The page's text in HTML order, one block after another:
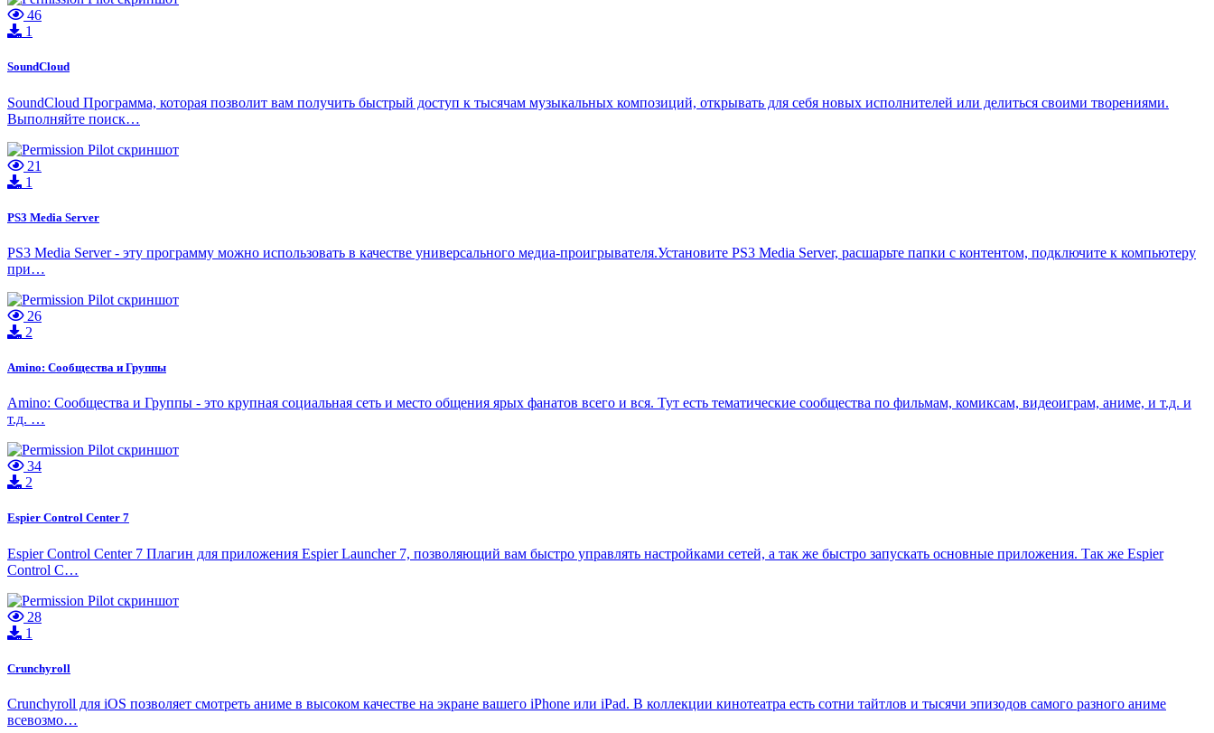
46
1
SoundCloud
SoundCloud Программа, которая позволит вам получить быстрый доступ к тысячам музыкальных композиций, открывать для себя новых исполнителей или делиться своими творениями.
Выполняйте поиск…
21
1
PS3 Media Server
PS3 Media Server - эту программу можно использовать в качестве универсального медиа-проигрывателя.Установите PS3 Media Server, расшарьте папки с контентом, подключите к компьютеру
при…
26
2
Amino: Сообщества и Группы
Amino: Сообщества и Группы - это крупная социальная сеть и место общения ярых фанатов всего и вся. Тут есть тематические сообщества по фильмам, комиксам, видеоиграм, аниме, и т.д. и
т.д. …
34
2
Espier Control Center 7
Espier Control Center 7 Плагин для приложения Espier Launcher 7, позволяющий вам быстро управлять настройками сетей, а так же быстро запускать основные приложения. Так же Espier
Control C…
28
1
Crunchyroll
Crunchyroll для iOS позволяет смотреть аниме в высоком качестве на экране вашего iPhone или iPad. В коллекции кинотеатра есть сотни тайтлов и тысячи эпизодов самого разного аниме
всевозмо…